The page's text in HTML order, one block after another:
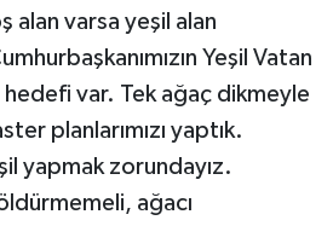
alan varsa yeşil alan
Yeşil Vatan
hedefi var. Tek ağaç dikmeyle
planlarımızı yaptık.
yapmak zorundayız.
öldürmemeli, ağacı